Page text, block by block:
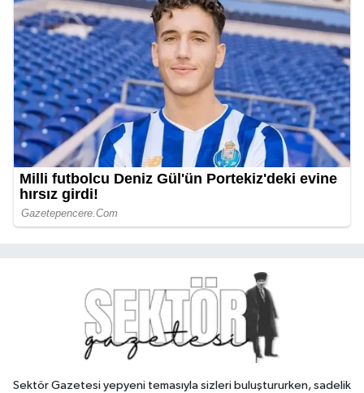
Sektör Gazetesi yepyeni temasıyla sizleri buluştururken, sadelik